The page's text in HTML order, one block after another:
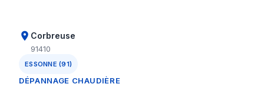
Corbreuse
91410
ESSONNE (91)
DÉPANNAGE CHAUDIÈRE